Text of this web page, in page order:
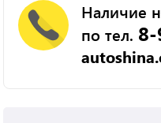
Наличие
по тел.